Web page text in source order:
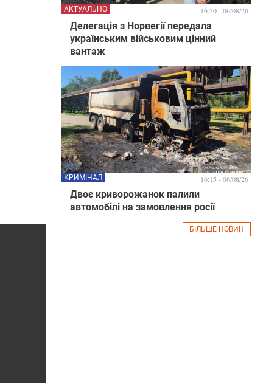
Делегація з Норвегії передала
українським військовим цінний
вантаж
АКТУАЛЬНО 16:50 - 06/08/26
Двоє криворожанок палили
автомобілі на замовлення росії
КРИМІНАЛ 16:15 - 06/08/26
БІЛЬШЕ НОВИН